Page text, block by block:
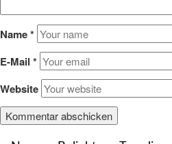
Name*
E-Mail *
Website